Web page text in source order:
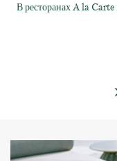
В ресторанах A la